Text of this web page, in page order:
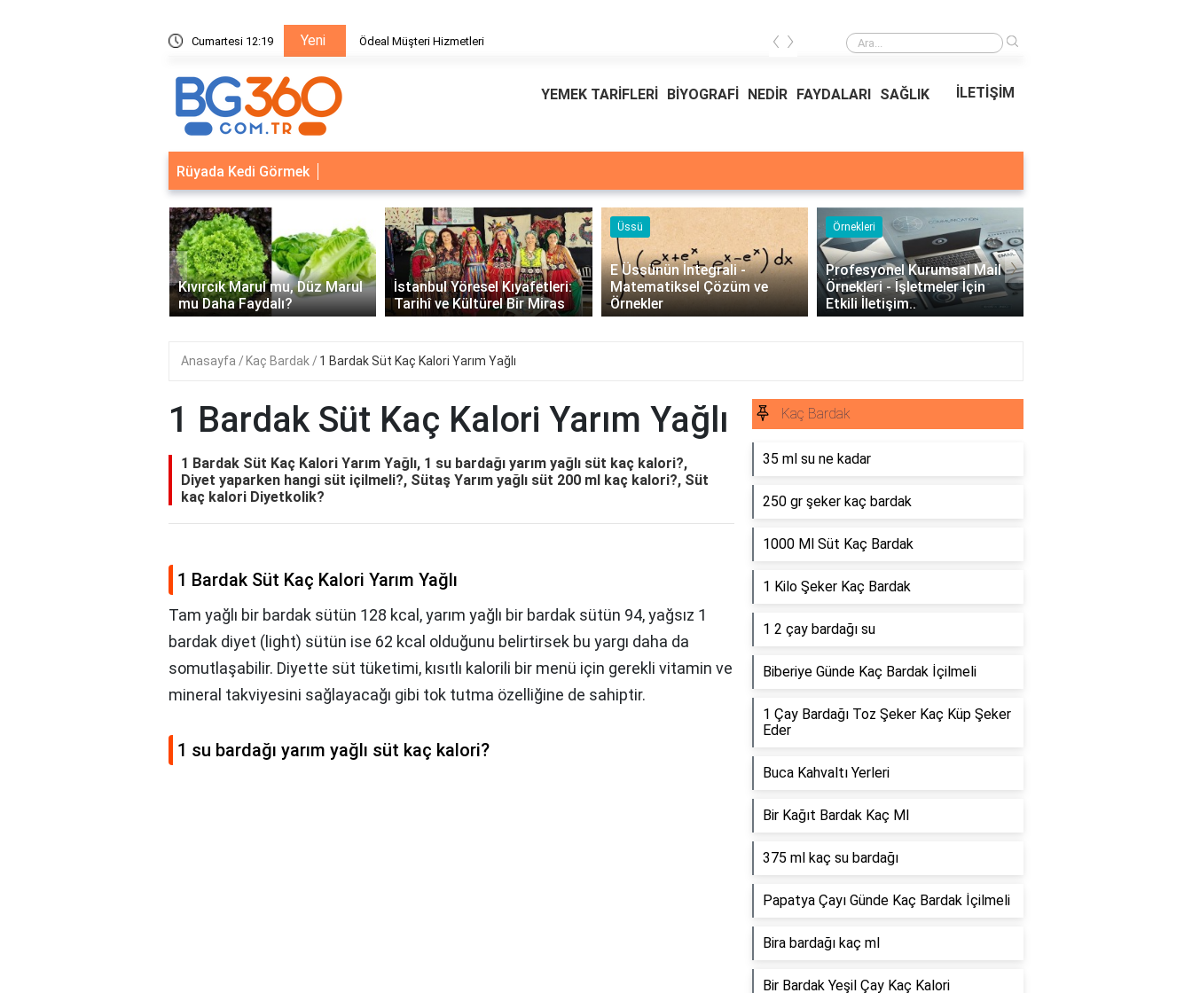
Cumartesi 12:19 Yeni Ödeal Müşteri Hizmetleri Kıvırcık Marul mu, Düz Marul mu Daha Faydalı?
‹ ›
YEMEK TARİFLERİ BİYOGRAFİ NEDİR FAYDALARI SAĞLIK İLETİŞİM
Rüyada Kedi Görmek
Kıvırcık Marul mu, Düz Marul
mu Daha Faydalı?
İstanbul Yöresel Kıyafetleri:
Tarihî ve Kültürel Bir Miras
Üssü
E Üssünün İntegrali -
Matematiksel Çözüm ve
Örnekler
Örnekleri
Profesyonel Kurumsal Mail
Örnekleri - İşletmeler İçin
Etkili İletişim..
‹ ›
Anasayfa Kaç Bardak 1 Bardak Süt Kaç Kalori Yarım Yağlı
1 Bardak Süt Kaç Kalori Yarım Yağlı
1 Bardak Süt Kaç Kalori Yarım Yağlı, 1 su bardağı yarım yağlı süt kaç kalori?,
Diyet yaparken hangi süt içilmeli?, Sütaş Yarım yağlı süt 200 ml kaç kalori?, Süt
kaç kalori Diyetkolik?
1 Bardak Süt Kaç Kalori Yarım Yağlı
Tam yağlı bir bardak sütün 128 kcal, yarım yağlı bir bardak sütün 94, yağsız 1
bardak diyet (light) sütün ise 62 kcal olduğunu belirtirsek bu yargı daha da
somutlaşabilir. Diyette süt tüketimi, kısıtlı kalorili bir menü için gerekli vitamin ve
mineral takviyesini sağlayacağı gibi tok tutma özelliğine de sahiptir.
1 su bardağı yarım yağlı süt kaç kalori?
Kaç Bardak
35 ml su ne kadar
250 gr şeker kaç bardak
1000 Ml Süt Kaç Bardak
1 Kilo Şeker Kaç Bardak
1 2 çay bardağı su
Biberiye Günde Kaç Bardak İçilmeli
1 Çay Bardağı Toz Şeker Kaç Küp Şeker
Eder
Buca Kahvaltı Yerleri
Bir Kağıt Bardak Kaç Ml
375 ml kaç su bardağı
Papatya Çayı Günde Kaç Bardak İçilmeli
Bira bardağı kaç ml
Bir Bardak Yeşil Çay Kaç Kalori